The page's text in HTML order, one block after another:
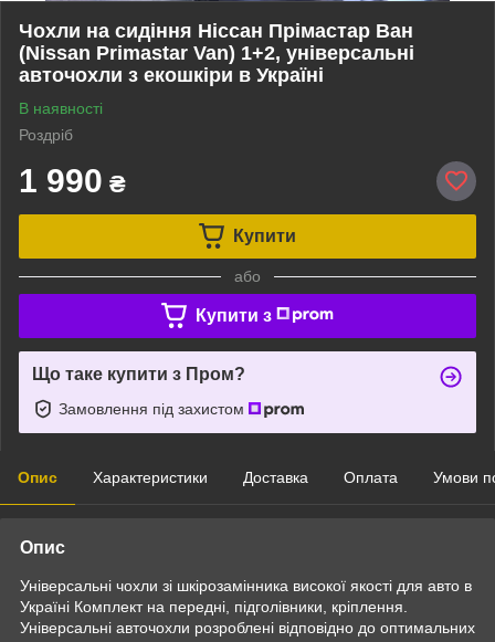
Чохли на сидіння Ніссан Прімастар Ван
(Nissan Primastar Van) 1+2, універсальні
авточохли з екошкіри в Україні
В наявності
Роздріб
1 990 ₴
Купити
або
Купити з
Що таке купити з Пром?
Замовлення під захистом
Опис Характеристики Доставка Оплата Умови
Опис
Універсальні чохли зі шкірозамінника високої якості для авто в
Україні Комплект на передні, підголівники, кріплення.
Універсальні авточохли розроблені відповідно до оптимальних